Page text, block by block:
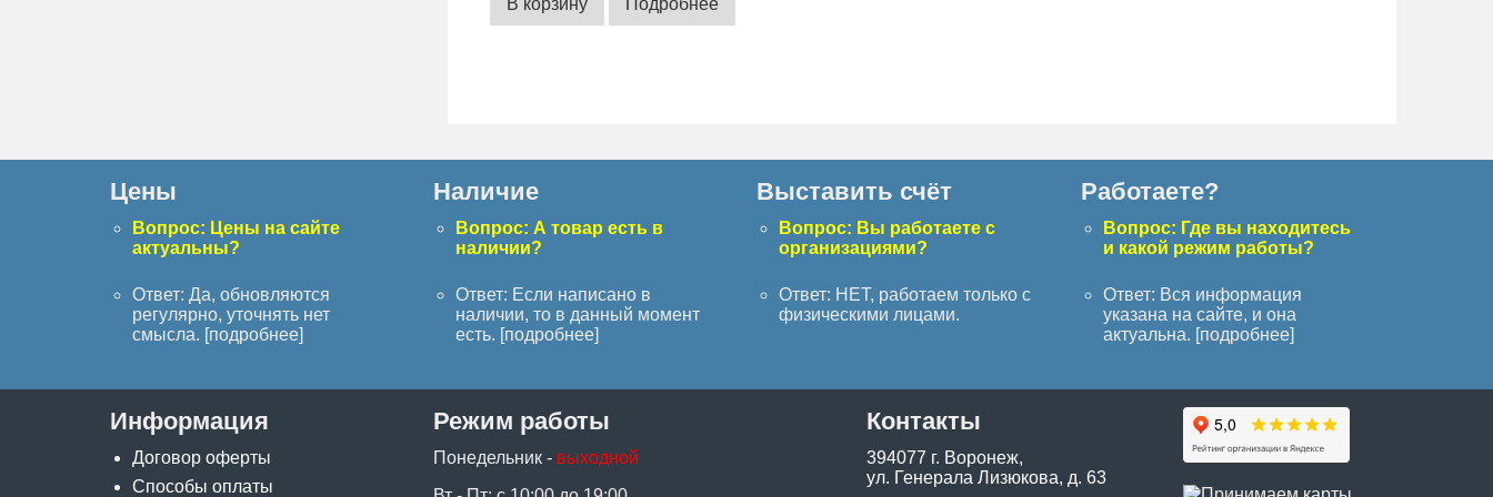
В корзину Подробнее
Цены
Вопрос: Цены на сайте
актуальны?
Ответ: Да, обновляются
регулярно, уточнять нет
смысла. [подробнее]
Наличие
Вопрос: А товар есть в
наличии?
Ответ: Если написано в
наличии, то в данный момент
есть. [подробнее]
Выставить счёт
Вопрос: Вы работаете с
организациями?
Ответ: НЕТ, работаем только с
физическими лицами.
Работаете?
Вопрос: Где вы находитесь
и какой режим работы?
Ответ: Вся информация
указана на сайте, и она
актуальна. [подробнее]
Информация
Договор оферты
Способы оплаты
Режим работы
Понедельник - выходной
Контакты
394077 г. Воронеж,
ул. Генерала Лизюкова, д. 63